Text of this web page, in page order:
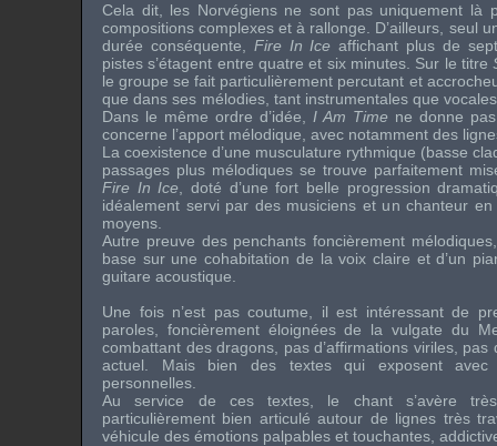
Cela dit, les Norvégiens ne sont pas uniquement là
compositions complexes et à rallonge. D’ailleurs, seul
durée conséquente, Fire In Ice affichant plus de
pistes s’étagent entre quatre et six minutes. Sur le titre
le groupe se fait particulièrement percutant et
que dans ses mélodies, tant instrumentales que
Dans le même ordre d’idée,
I Am Time ne donne
concerne l’apport mélodique, avec notamment des
La coexistence d’une musculature rythmique (basse
passages plus mélodiques se trouve parfaitement
Fire In Ice , doté d’une fort belle progression
idéalement servi par des musiciens et un chanteur
moyens.
Autre preuve des penchants foncièrement
base sur une cohabitation de la voix claire et d’un
guitare acoustique.
Une fois n’est pas coutume, il est intéressant de
paroles, foncièrement éloignées de la vulgate du
combattant des dragons, pas d’affirmations viriles,
actuel. Mais bien des textes qui exposent
personnelles.
Au service de ces textes, le chant s’avère
particulièrement bien articulé autour de lignes très
véhicule des émotions palpables et touchantes,